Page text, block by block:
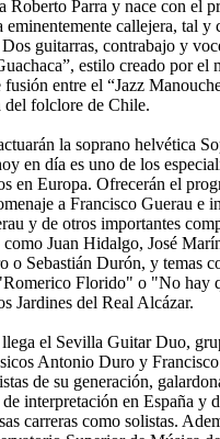
Roberto Parra y nace con el
eminentemente callejera, tal y
guitarras, contrabajo y
estilo creado por el
fusión entre el “Jazz
del folclore de Chile.
la soprano helvética
en día es uno de los
en Europa. Ofrecerán el
a Francisco Guerau e
y de otros importantes
Juan Hidalgo, José
o Sebastián Durón, y temas
Florido" o "No hay
Jardines del Real Alcázar.
el Sevilla Guitar Duo,
Antonio Duro y
de su generación,
interpretación en España y
carreras como solistas.